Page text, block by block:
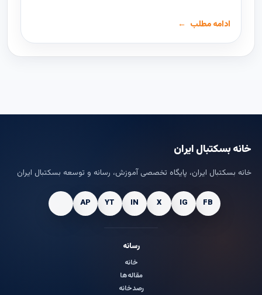
ادامه مطلب
خانه بسکتبال ایران
خانه بسکتبال ایران، پایگاه تخصصی آموزش، رسانه و توسعه بسکتبال ایران
رسانه
خانه
مقاله‌ها
رصدخانه